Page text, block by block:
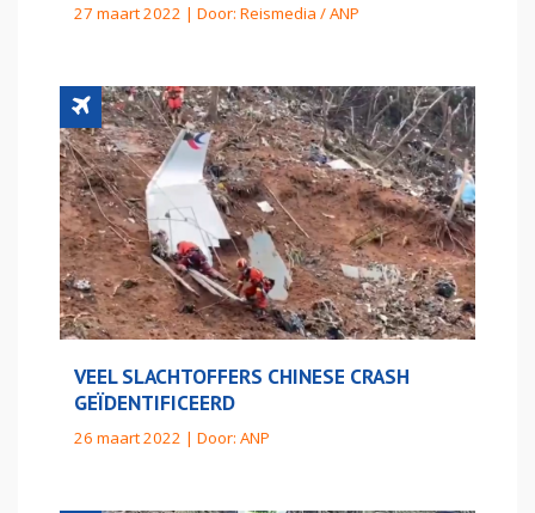
27 maart 2022 | Door: Reismedia / ANP
VEEL SLACHTOFFERS CHINESE CRASH
GEÏDENTIFICEERD
26 maart 2022 | Door: ANP